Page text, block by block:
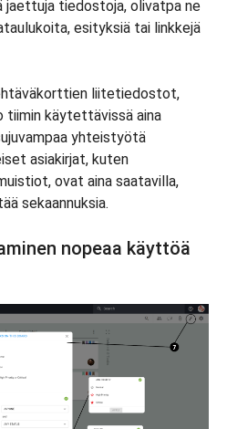
jaettuja tiedostoja, olivatpa ne
esityksiä tai linkkejä
liitetiedostot,
käytettävissä aina
yhteistyötä
asiakirjat, kuten
ovat aina saatavilla,
sekaannuksia.
nopeaa käyttöä